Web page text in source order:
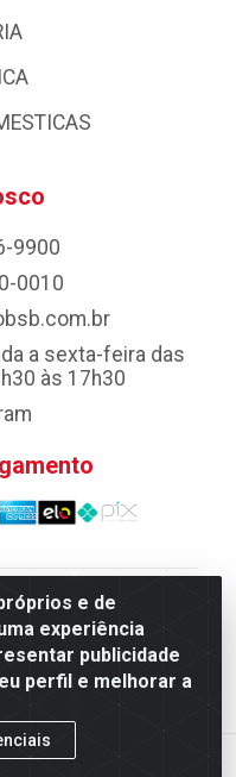
e de
experiência
publicidade
perfil e melhorar a
9900
0010
a sexta-feira das
às 17h30
Queiroz Comercio e
Lotes 39 e, 41 - Setor
- CEP 72.135-100 -
0001-80